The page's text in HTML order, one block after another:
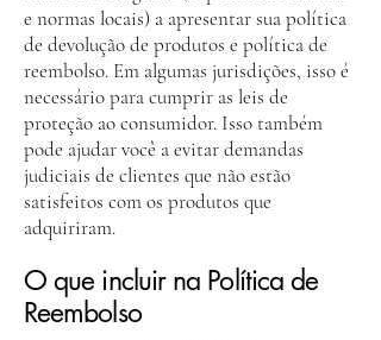
e normas locais) a apresentar sua política
de devolução de produtos e política de
reembolso. Em algumas jurisdições, isso é
necessário para cumprir as leis de
proteção ao consumidor. Isso também
pode ajudar você a evitar demandas
judiciais de clientes que não estão
satisfeitos com os produtos que
adquiriram.
O que incluir na Política de
Reembolso